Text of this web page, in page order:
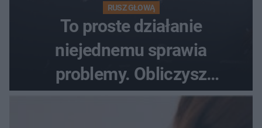
RUSZ GŁOWĄ
To proste działanie
niejednemu sprawia
problemy. Obliczysz
poprawnie, ile to jest